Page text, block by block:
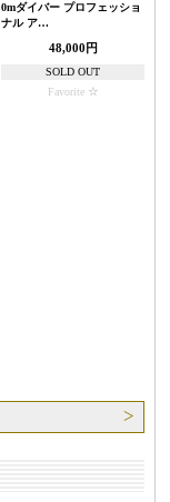
0mダイバー プロフェッショ
ナル ア…
48,000円
SOLD OUT
Favorite